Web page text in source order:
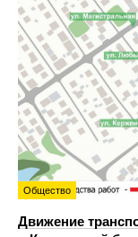
Общество
Движение